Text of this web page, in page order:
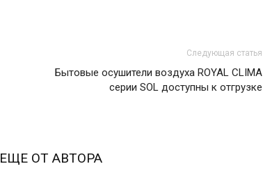
Следующая статья
Бытовые осушители воздуха ROYAL CLIMA
серии SOL доступны к отгрузке
ЕЩЕ ОТ АВТОРА